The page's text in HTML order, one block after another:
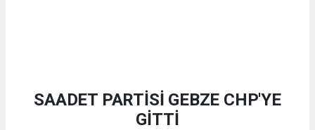
SAADET PARTİSİ GEBZE CHP'YE
GİTTİ